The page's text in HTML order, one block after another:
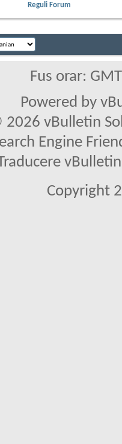
Reguli Forum
Fus orar:
Powered by
vBulletin
Engine
Copyright